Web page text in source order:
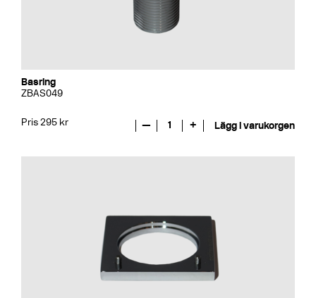
Basring
ZBAS049
Pris 295 kr — 1 + Lägg i varukorgen